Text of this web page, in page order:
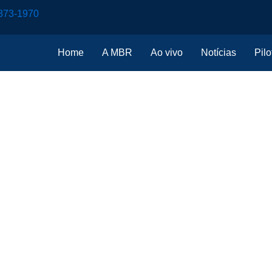
1970
Home A MBR Ao vivo Notícias